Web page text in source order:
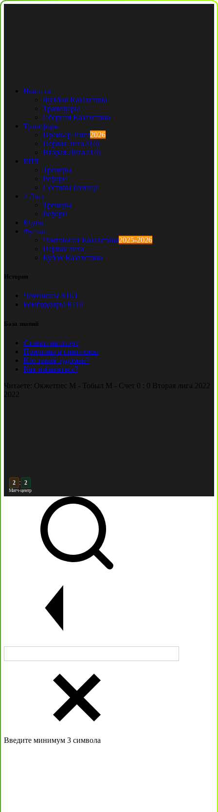
Новости
Футбол Казахстана
Трансферы
Сборная Казахстана
Трансферы
Премьер Лига2026
Первая лига2026
Вторая Лига2026
КПЛ
Тренеры
Рефери
Составы команд
1 Лига
Тренеры
Рефери
Клубы
Футзал
Чемпионат Казахстана2025-2026
Первая лига
Кубок Казахстана
История
Чемпионы КПЛ
Бомбардиры КПЛ
База знаний
Ставки на спорт
Причины и симптомы
Кто такой лудоман?
Как избавиться?
Читаете: Окжетпес М - Тобыл М - Счет 0 : 0 Вторая лига 2022
2022
3 : 2
Матч-центр
Введите минимум 3 символа